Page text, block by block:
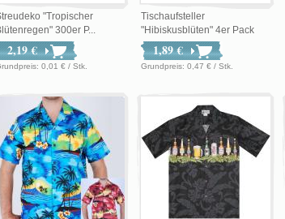
"Tropischer
300er P...
2,19 €
Grundpreis: 0,01 € / Stk.
Tischaufsteller
"Hibiskusblüten" 4er Pack
1,89 €
Grundpreis: 0,47 € / Stk.